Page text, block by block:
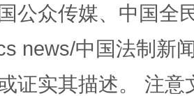
，一次搞定
公众传媒、中国全
news/中国法制新
证实其描述。 注